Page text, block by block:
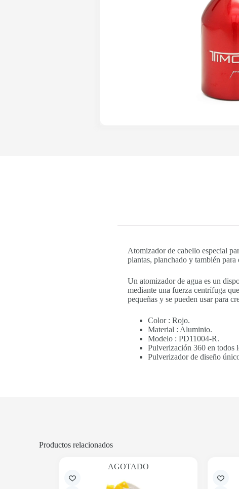
Atomizador de cabello especial
plantas, planchado y también
Un atomizador de agua es un
mediante una fuerza centrífuga
pequeñas y se pueden usar para
Color : Rojo.
Material : Aluminio.
Modelo : PD11004-R.
Pulverización 360 en todos
Pulverizador de diseño
Productos relacionados
AGOTADO